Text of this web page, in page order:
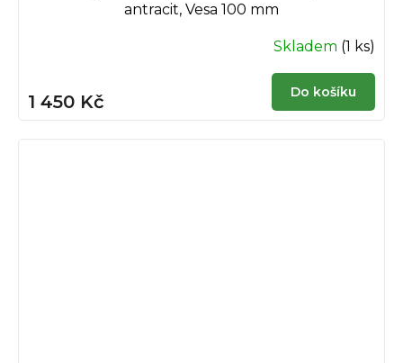
antracit, Vesa 100 mm
Skladem (1 ks)
1 450 Kč Do košíku